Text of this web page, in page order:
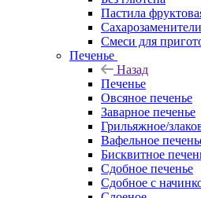
Пастила
Сахарозаменители
Смеси для
Печенье
Назад
Печенье
Овсяное печенье
Заварное печенье
Грильяжное/
Вафельное
Бисквитное
Сдобное печенье
Сдобное с